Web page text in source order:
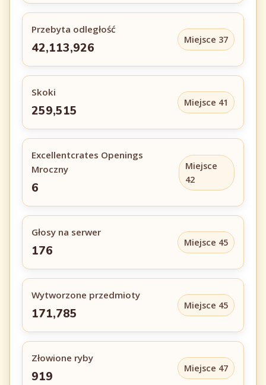
Przebyta odległość
42,113,926
Miejsce 37
Skoki
259,515
Miejsce 41
Excellentcrates Openings
Mroczny
6
Miejsce
42
Głosy na serwer
176
Miejsce 45
Wytworzone przedmioty
171,785
Miejsce 45
Złowione ryby
919
Miejsce 47